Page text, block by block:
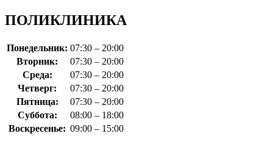
ПОЛИКЛИНИКА
Понедельник: 07:30 – 20:00
Вторник:
07:30 – 20:00
Среда:
07:30 – 20:00
Четверг:
07:30 – 20:00
Пятница:
07:30 – 20:00
Суббота:
08:00 – 18:00
Воскресенье: 09:00 – 15:00